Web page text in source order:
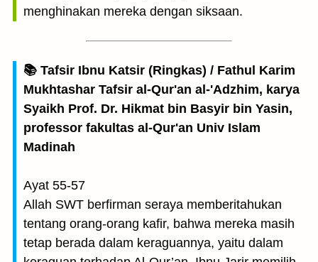
menghinakan mereka dengan siksaan.
📚 Tafsir Ibnu Katsir (Ringkas) / Fathul Karim
Mukhtashar Tafsir al-Qur'an al-'Adzhim, karya
Syaikh Prof. Dr. Hikmat bin Basyir bin Yasin,
professor fakultas al-Qur'an Univ Islam
Madinah
Ayat 55-57
Allah SWT berfirman seraya memberitahukan
tentang orang-orang kafir, bahwa mereka masih
tetap berada dalam keraguannya, yaitu dalam